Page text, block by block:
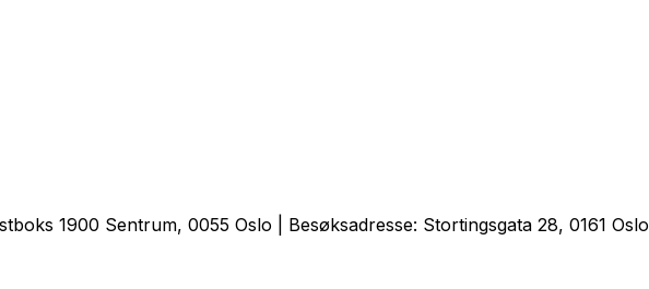
1900 Sentrum, 0055 Oslo | Besøksadresse: Stortingsgata 28, 0161 Oslo